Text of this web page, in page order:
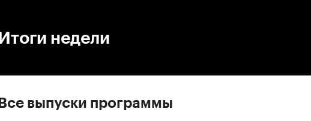
Итоги недели
Все выпуски программы